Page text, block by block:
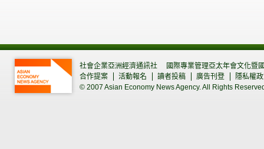
社會企業亞洲經濟通訊社
國際專業管理亞太年會文化暨
合作提案
活動報名 讀者投稿 廣告刊登
隱私權
© 2007 Asian Economy News Agency. All Rights